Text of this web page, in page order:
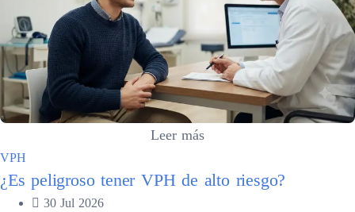
Leer más
VPH
¿Es peligroso tener VPH de alto riesgo?
30 Jul 2026